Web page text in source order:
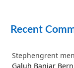
Recent
Stephengrent
Galuh Banjar